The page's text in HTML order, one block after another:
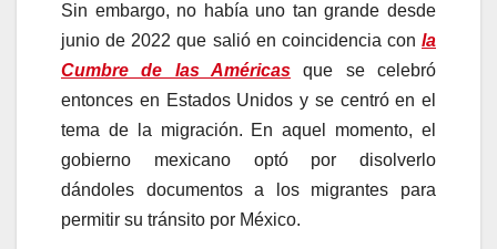
Sin embargo, no había uno tan grande desde
junio de 2022 que salió en coincidencia con la
Cumbre de las Américas que se celebró
entonces en Estados Unidos y se centró en el
tema de la migración. En aquel momento, el
gobierno mexicano optó por disolverlo
dándoles documentos a los migrantes para
permitir su tránsito por México.